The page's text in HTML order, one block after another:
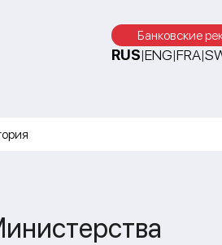
Банковские
RUS|ENG|FRA|